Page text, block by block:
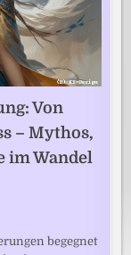
Von
– Mythos,
im Wandel
begegnet